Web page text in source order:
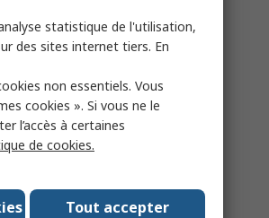
statistique de l'utilisation,
des sites internet tiers. En
non essentiels. Vous
cookies ». Si vous ne le
l’accès à certaines
de cookies.
Tout accepter